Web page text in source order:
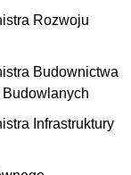
Rozwoju
Budownictwa
Budowlanych
Infrastruktury